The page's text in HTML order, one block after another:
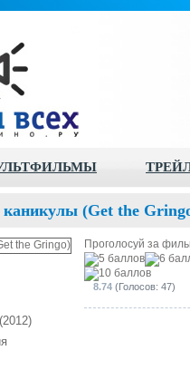
(Get the
Проголосуй за
8.74 (Голосов: 47)